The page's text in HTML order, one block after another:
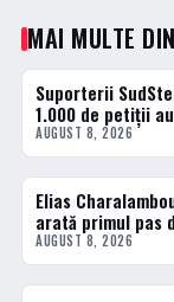
MAI MULTE
FOTBAL INTERN
Suporterii
1.000 de petiții
AUGUST 8, 2026
FOTBAL INTERN
Elias
arată primul pas
AUGUST 8, 2026